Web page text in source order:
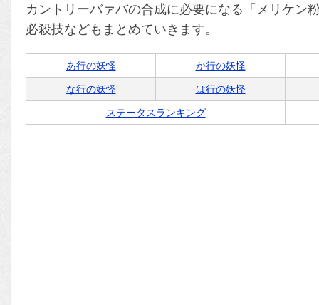
カントリーバァバの合成に必要になる「メリケン
必殺技などもまとめていきます。
あ行の妖怪 か行の妖怪
な行の妖怪 は行の妖怪
ステータスランキング